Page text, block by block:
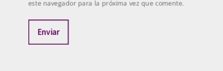
este navegador para la próxima vez que comente.
Enviar